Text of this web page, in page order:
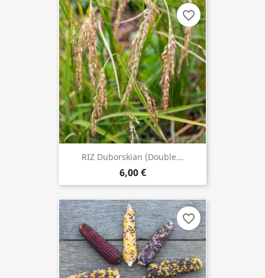
RIZ Duborskian (double...
6,00 €
favorite_border
favorite_border